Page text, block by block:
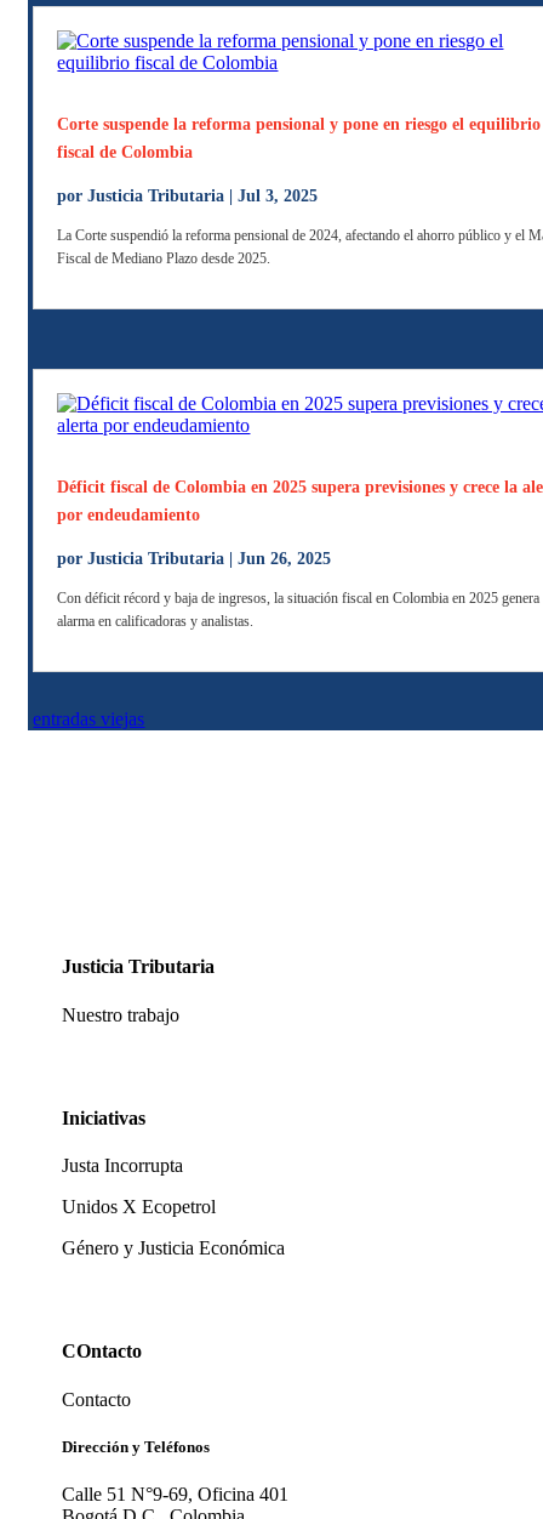
Corte suspende la reforma pensional y pone en riesgo el equilibrio
fiscal de Colombia
porJusticia Tributaria |Jul 3, 2025
La Corte suspendió la reforma pensional de 2024, afectando el ahorro público y el
Fiscal de Mediano Plazo desde 2025.
Déficit fiscal de Colombia en 2025 supera previsiones y crece la
por endeudamiento
porJusticia Tributaria |Jun 26, 2025
Con déficit récord y baja de ingresos, la situación fiscal en Colombia en 2025 genera
alarma en calificadoras y analistas.
entradas viejas
Justicia Tributaria
Nuestro trabajo
Iniciativas
Justa Incorrupta
Unidos X Ecopetrol
Género y Justicia Económica
COntacto
Contacto
Dirección y Teléfonos
Calle 51 N°9-69, Oficina 401